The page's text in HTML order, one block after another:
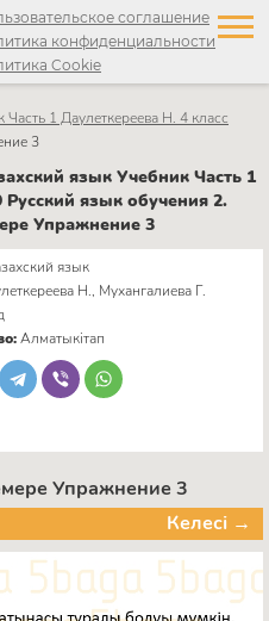
соглашение
конфиденциальности
Cookie
1 Даулеткереева Н. 4 класс
3
язык Учебник Часть 1
Русский язык обучения 2.
Упражнение 3
язык
Н., Мухангалиева Г.
Алматыкітап
Упражнение 3
Келесі →